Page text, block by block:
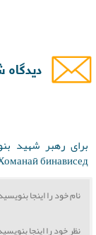
دیدگاه
бинависед